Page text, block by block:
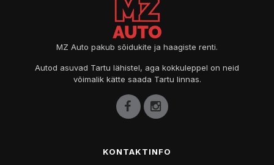
MZ Auto pakub sõidukite ja haagiste renti.
Autod asuvad Tartu lähistel, aga kokkuleppel on neid
võimalik kätte saada Tartu linnas.
KONTAKTINFO